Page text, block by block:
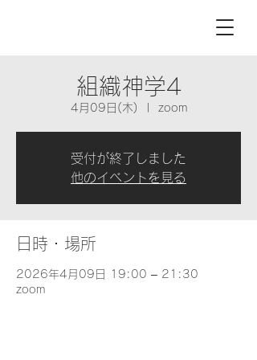
組織神学4
4月09日(木) zoom
受付が終了しました
他のイベントを見る
日時・場所
2026年4月09日 19:00 – 21:30
zoom